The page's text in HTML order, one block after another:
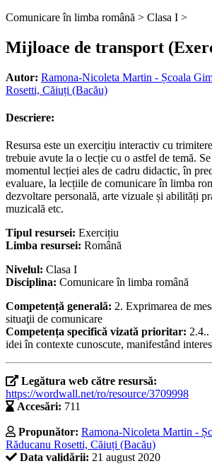
Comunicare în limba română > Clasa I >
Mijloace de transport
Autor: Ramona-Nicoleta Martin - Școala
Rosetti, Căiuți (Bacău)
Descriere:
Resursa este un exercițiu interactiv cu
trebuie avute la o lecție cu o astfel de temă.
momentul lecției ales de cadru didactic, în
evaluare, la lecțiile de comunicare în limba
dezvoltare personală, arte vizuale și abilități
muzicală etc.
Tipul resursei: Exercițiu
Limba resursei: Română
Nivelul: Clasa I
Disciplina: Comunicare în limba română
Competență generală: 2. Exprimarea de
situaţii de comunicare
Competența specifică vizată prioritar:
idei în contexte cunoscute, manifestând
Legătura web către resursă:
https://wordwall.net/ro/resource/3709998
Accesări: 711
Propunător: Ramona-Nicoleta Martin -
Răducanu Rosetti, Căiuți (Bacău)
Data validării: 21 august 2020